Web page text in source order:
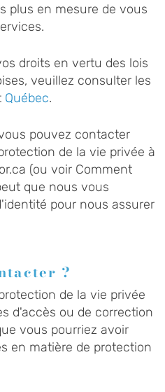
plus en mesure de vous
droits en vertu des lois
veuillez consulter les
Québec.
pouvez contacter
de la vie privée à
(ou voir Comment
que nous vous
pour nous assurer
?
de la vie privée
d'accès ou de correction
vous pourriez avoir
en matière de protection